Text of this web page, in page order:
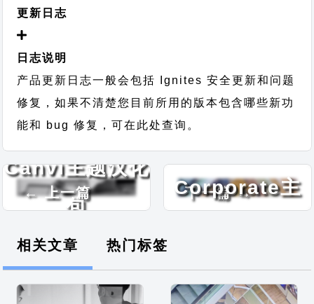
更新日志
日志说明
产品更新日志一般会包括 Ignites 安全更新和问题
修复，如果不清楚您目前所用的版本包含哪些新功
能和 bug 修复，可在此处查询。
← 上一篇
Canvi主题汉化
包
下一篇 →
Alante
Corporate主
相关文章 热门标签